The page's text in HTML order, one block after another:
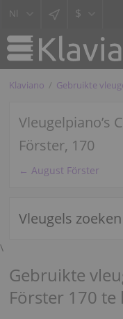
$
Klaviano Gebruikte
Vleugelpiano’s
Förster, 170
← August Förster
Vleugels zoeken
\
Gebruikte
Förster 170 te